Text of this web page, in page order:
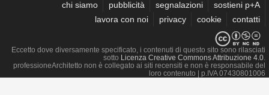
chi siamo pubblicità segnalazioni
sostieni p+A
lavora con noi
privacy cookie contatti
Eccetto dove diversamente specificato, i contenuti di questo sito sono rilasciati
sotto Licenza Creative Commons Attribuzione 4.0.
professioneArchitetto non è collegato ai siti recensiti e non è responsabile del
loro contenuto
| p.IVA 07430801006